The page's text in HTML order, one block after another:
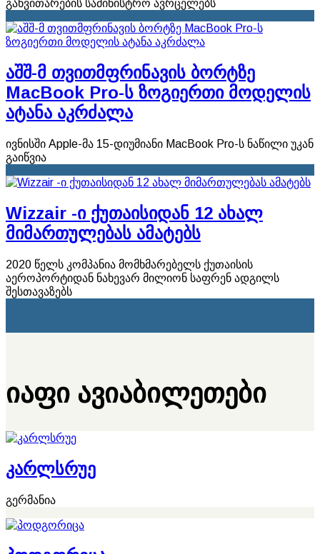
განვითარების სამინისტრო ავრცელებს
აშშ-მ თვითმფრინავის ბორტზე
MacBook Pro-ს ზოგიერთი მოდელის
ატანა აკრძალა
ივნისში Apple-მა 15-დიუმიანი MacBook Pro-ს ნაწილი უკან
გაიწვია
Wizzair -ი ქუთაისიდან 12 ახალ
მიმართულებას ამატებს
2020 წელს კომპანია მომხმარებელს ქუთაისის
აეროპორტიდან ნახევარ მილიონ საფრენ ადგილს
შესთავაზებს
იაფი ავიაბილეთები
კარლსრუე
გერმანია